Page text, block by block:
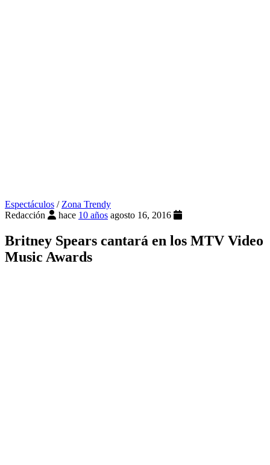
Espectáculos /Zona Trendy
Redacción
hace 10 años agosto 16, 2016
Britney Spears cantará en los MTV Video
Music Awards